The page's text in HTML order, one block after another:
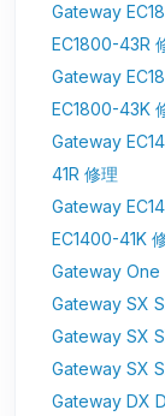
Gateway
EC1800-43R
Gateway
EC1800-43K
Gateway
41R 修理
Gateway
EC1400-41K
Gateway
Gateway SX
Gateway SX
Gateway SX
Gateway DX